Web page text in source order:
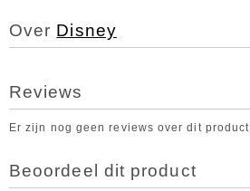
Over Disney
Reviews
Er zijn nog geen reviews over dit product
Beoordeel dit product